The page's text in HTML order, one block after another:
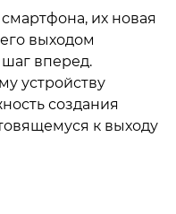
их новая
выходом
вперед.
устройству
создания
к выходу